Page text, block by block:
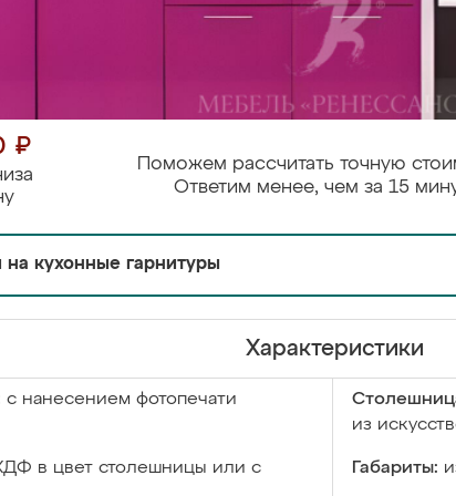
₽
Поможем рассчитать точную
Ответим менее, чем за 15
на кухонные гарнитуры
Характеристики
с нанесением фотопечати
из
в цвет столешницы или с
Габариты: